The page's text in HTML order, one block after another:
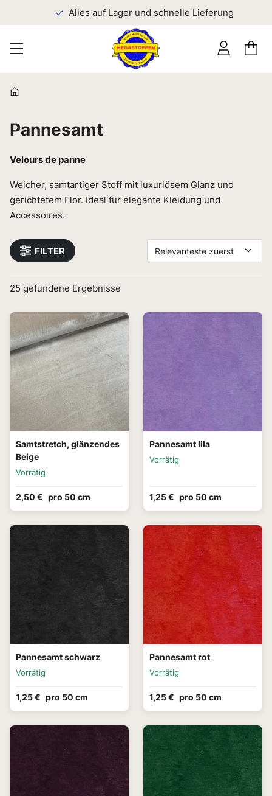
Alles auf Lager und schnelle Lieferung
Pannesamt
Velours de panne
Weicher, samtartiger Stoff mit luxuriösem Glanz und
gerichtetem Flor. Ideal für elegante Kleidung und
Accessoires.
FILTER Relevanteste zuerst
25 gefundene Ergebnisse
Samtstretch, glänzendes
Beige
Vorrätig
2,50 € pro 50 cm
Pannesamt lila
Vorrätig
1,25 € pro 50 cm
Pannesamt schwarz
Vorrätig
1,25 € pro 50 cm
Pannesamt rot
Vorrätig
1,25 € pro 50 cm